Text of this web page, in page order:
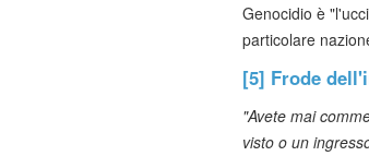
Genocidio è
particolare
[5] Frode
"Avete mai
visto o un